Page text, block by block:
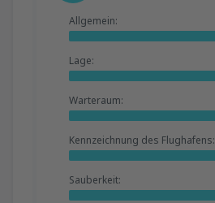
Allgemein:
Lage:
Warteraum:
Kennzeichnung des Flughafens:
Sauberkeit: